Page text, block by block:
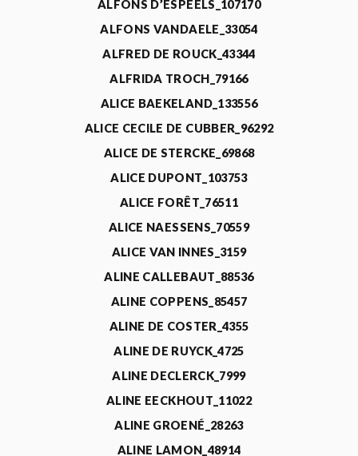
ALFONS D’ESPEELS_107170
ALFONS VANDAELE_33054
ALFRED DE ROUCK_43344
ALFRIDA TROCH_79166
ALICE BAEKELAND_133556
ALICE CECILE DE CUBBER_96292
ALICE DE STERCKE_69868
ALICE DUPONT_103753
ALICE FORÊT_76511
ALICE NAESSENS_70559
ALICE VAN INNES_3159
ALINE CALLEBAUT_88536
ALINE COPPENS_85457
ALINE DE COSTER_4355
ALINE DE RUYCK_4725
ALINE DECLERCK_7999
ALINE EECKHOUT_11022
ALINE GROENÉ_28263
ALINE LAMON_48914